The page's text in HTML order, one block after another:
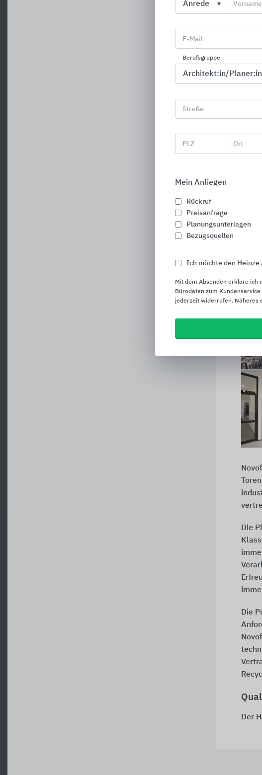
Die
Die
Der
Vorname
E-Mail
Berufsgruppe
Straße
PLZ Ort
Mein Anliegen
Rückruf
Preisanfrage
Planungsunterlagen
Bezugsquellen
Ich möchte den
Mit dem Absenden erkläre ich
Bürodaten zum
jederzeit widerrufen. Näheres